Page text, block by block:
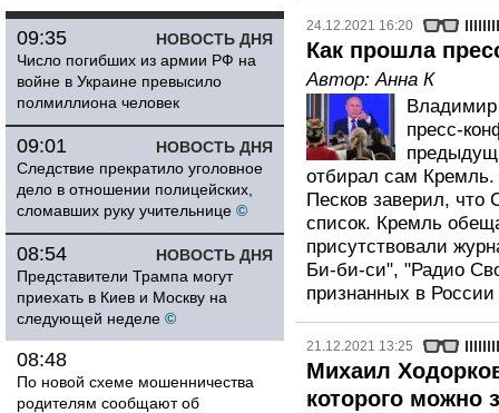
НОВОСТЬ ДНЯ
09:35
Число погибших из армии РФ на
войне в Украине превысило
полмиллиона человек
НОВОСТЬ ДНЯ
09:01
Следствие прекратило уголовное
дело в отношении полицейских,
сломавших руку учительнице ©
НОВОСТЬ ДНЯ
08:54
Представители Трампа могут
приехать в Киев и Москву на
следующей неделе ©
08:48
По новой схеме мошенничества
родителям сообщают об
24.12.2021 16:20
Как прошла
Автор:Анна К
Владимир
пресс-
отбирал сам
Песков заверил, что
список. Кремль
присутствовали
Би-би-си", "Радио
признанных в
21.12.2021 13:25
Михаил
которого можно